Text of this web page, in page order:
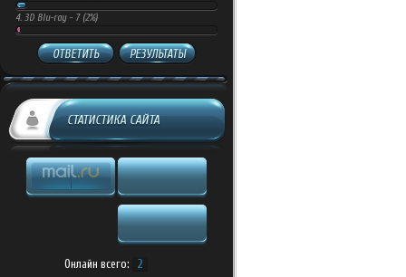
4. 3D Blu-ray - 7 (2%)
ОТВЕТИТЬ РЕЗУЛЬТАТЫ
СТАТИСТИКА САЙТА
Онлайн всего: 2